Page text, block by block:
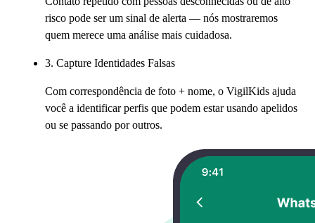
risco pode ser um sinal de alerta — nós mostraremos
quem merece uma análise mais cuidadosa.
3. Capture Identidades Falsas
Com correspondência de foto + nome, o VigilKids ajuda
você a identificar perfis que podem estar usando apelidos
ou se passando por outros.